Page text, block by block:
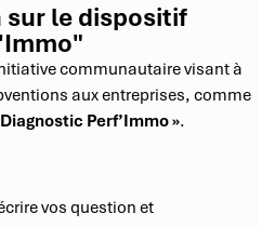
sur le dispositif
communautaire visant à
aux entreprises, comme
Perf’Immo ».
vos question et